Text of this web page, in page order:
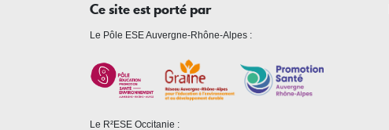
Ce site est porté par
Le Pôle ESE Auvergne-Rhône-Alpes :
Le R²ESE Occitanie :